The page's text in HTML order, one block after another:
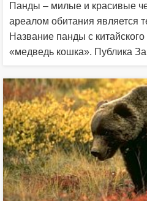
Панды – милые и красивые
ареалом обитания является
Название панды с китайского
«медведь кошка». Публика